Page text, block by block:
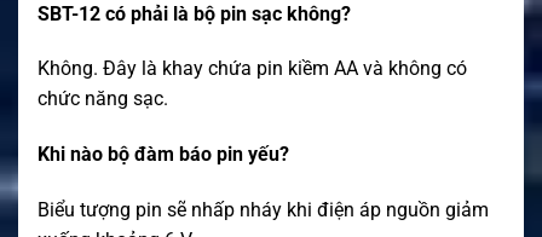
SBT-12 có phải là bộ pin sạc không?
Không. Đây là khay chứa pin kiềm AA và không có
chức năng sạc.
Khi nào bộ đàm báo pin yếu?
Biểu tượng pin sẽ nhấp nháy khi điện áp nguồn giảm